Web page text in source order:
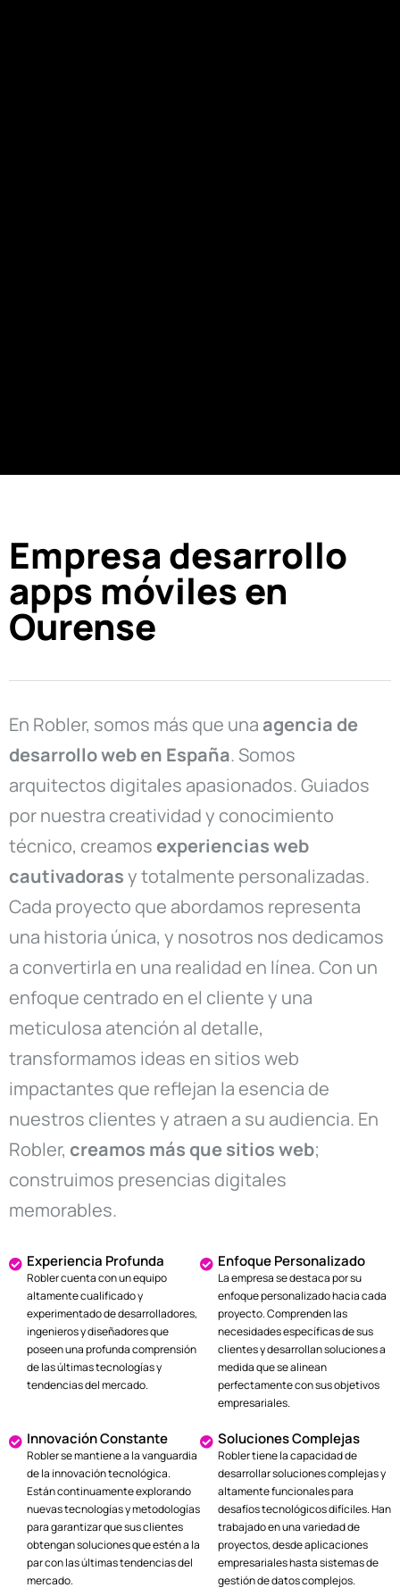
Empresa desarrollo
apps móviles en
Ourense
En Robler, somos más que una agencia de
desarrollo web en España. Somos
arquitectos digitales apasionados. Guiados
por nuestra creatividad y conocimiento
técnico, creamos experiencias web
cautivadorasy totalmente personalizadas.
Cada proyecto que abordamos representa
una historia única, y nosotros nos dedicamos
a convertirla en una realidad en línea. Con un
enfoque centrado en el cliente y una
meticulosa atención al detalle,
transformamos ideas en sitios web
impactantes que reflejan la esencia de
nuestros clientes y atraen a su audiencia. En
Robler, creamos más que sitios web;
construimos presencias digitales
memorables.
Experiencia Profunda
Robler cuenta con un equipo
altamente cualificado y
experimentado de desarrolladores,
ingenieros y diseñadores que
poseen una profunda comprensión
de las últimas tecnologías y
tendencias del mercado.
Enfoque Personalizado
La empresa se destaca por su
enfoque personalizado hacia cada
proyecto. Comprenden las
necesidades específicas de sus
clientes y desarrollan soluciones a
medida que se alinean
perfectamente con sus objetivos
empresariales.
Innovación Constante
Robler se mantiene a la vanguardia
de la innovación tecnológica.
Están continuamente explorando
nuevas tecnologías y metodologías
para garantizar que sus clientes
obtengan soluciones que estén a la
par con las últimas tendencias del
mercado.
Soluciones Complejas
Robler tiene la capacidad de
desarrollar soluciones complejas y
altamente funcionales para
desafíos tecnológicos difíciles. Han
trabajado en una variedad de
proyectos, desde aplicaciones
empresariales hasta sistemas de
gestión de datos complejos.